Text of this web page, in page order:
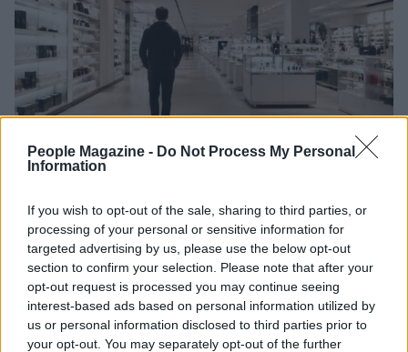
People Magazine - Do Not Process My Personal
Information
If you wish to opt-out of the sale, sharing to third parties, or
processing of your personal or sensitive information for
targeted advertising by us, please use the below opt-out
section to confirm your selection. Please note that after your
opt-out request is processed you may continue seeing
interest-based ads based on personal information utilized by
us or personal information disclosed to third parties prior to
your opt-out. You may separately opt-out of the further
La trasformazione di Argos: strategie per attrarre
nuovi acquirenti
Camilla Fiore · 7 Ago 2026
TELEVISIONE